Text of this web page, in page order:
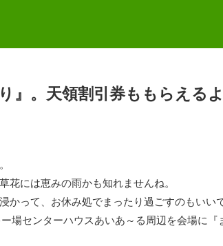
』。天領割引券ももらえるよ
花には恵みの雨かも知れませんね。
かって、お休み処でまったり過ごすのもいい
場センターハウスあいあ～る周辺を会場に『